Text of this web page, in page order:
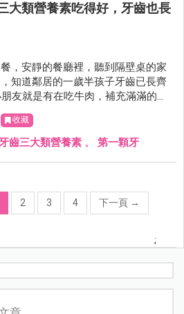
大類營養素吃得好，牙齒也長
，安靜的餐廳裡，聽到隔壁桌的家
知道鄰居的一歲半孩子牙齒已長齊
友就是有在吃牛肉，補充滿滿的鈣
聽起來覺得怪怪的呀！阿包醫生來
食資訊。
收藏
齒三大類營養素 、 第一顆牙
2 3 4 下一頁 →
;